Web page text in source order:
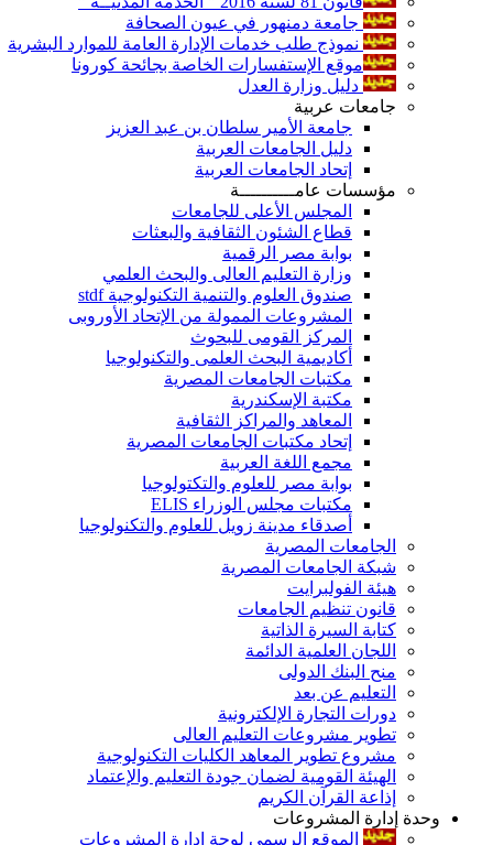
جامعة دمنهور في عيون الصحافة
نموذج طلب خدمات الإدارة العامة للموارد البشرية
موقع الإستفسارات الخاصة بجائحة كورونا
دليل وزارة العدل
جامعات عربية
جامعة الأمير سلطان بن عبد العزيز
دليل الجامعات العربية
إتحاد الجامعات العربية
مؤسسات عامــــــــــة
المجلس الأعلى للجامعات
قطاع الشئون الثقافية والبعثات
بوابة مصر الرقمية
وزارة التعليم العالى والبحث العلمي
صندوق العلوم والتنمية التكنولوجية stdf
المشروعات الممولة من الإتحاد الأوروبى
المركز القومى للبحوث
أكاديمية البحث العلمى والتكنولوجيا
مكتبات الجامعات المصرية
مكتبة الإسكندرية
المعاهد والمراكز الثقافية
إتحاد مكتبات الجامعات المصرية
مجمع اللغة العربية
بوابة مصر للعلوم والتكتولوجيا
مكتبات مجلس الوزراء ELIS
أصدقاء مدينة زويل للعلوم والتكنولوجيا
الجامعات المصرية
شبكة الجامعات المصرية
هيئة الفولبرايت
قانون تنظيم الجامعات
كتابة السيرة الذاتية
اللجان العلمية الدائمة
منح البنك الدولى
التعليم عن بعد
دورات التجارة الإلكترونية
تطوير مشروعات التعليم العالى
مشروع تطوير المعاهد الكليات التكنولوجية
الهيئة القومية لضمان جودة التعليم والإعتماد
إذاعة القرآن الكريم
وحدة إدارة المشروعات
الموقع الرسمى لوحة إدارة المشروعات